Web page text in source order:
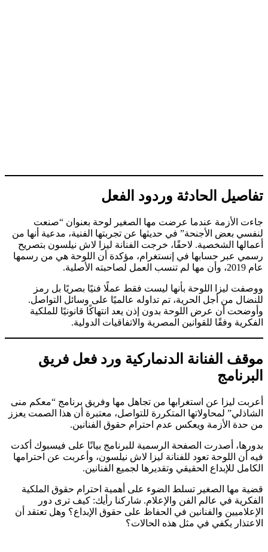
تفاصيل الحادثة وردود الفعل
جاءت الأزمة عندما عرضت مها الصغير لوحة بعنوان “صنعت
لنفسي بعض الأجنحة” في حديثها عن تجربتها الفنية، مدعية أنها من
أعمالها الشخصية. لاحقًا، خرجت الفنانة ليزا لاش نيلسون بتصريح
رسمي عبر حسابها في إنستغرام، مؤكدة أن اللوحة هي من رسمها
عام 2019، وأن مها لم تنسب العمل لصاحبته الأصلية.
ووصفت ليزا اللوحة بأنها ليست فقط عملًا فنيًا بصريًا بل رمز
للنضال من أجل الحرية، تم تداوله عالميًا على وسائل التواصل.
وأوضحت أن عرض اللوحة بدون إذن يعد انتهاكًا قانونيًا للملكية
الفكرية وفقًا للقوانين المصرية والاتفاقيات الدولية.
موقف الفنانة الدنماركية ورد فعل فريق
البرنامج
أعربت ليزا عن استغرابها من تجاهل مها وفريق برنامج “معكم منى
الشاذلي” لمحاولاتها المتكررة للتواصل، معتبرة أن هذا الصمت يعزز
من حدة الأزمة ويعكس عدم احترام حقوق الفنانين.
بدورها، أصدرت الصفحة الرسمية للبرنامج بيانًا على فيسبوك أكدت
فيه أن اللوحة تعود للفنانة ليزا لاش نيلسون، وأعربت عن احترامها
الكامل للإبداع الحقيقي وتقديرها لجميع الفنانين.
قضية مها الصغير تسلط الضوء على أهمية احترام حقوق الملكية
الفكرية في عالم الفن والإعلام. شاركنا رأيك: كيف ترى دور
الإعلاميين والفنانين في الحفاظ على حقوق الإبداع؟ وهل تعتقد أن
الاعتذار يكفي في مثل هذه الحالات؟